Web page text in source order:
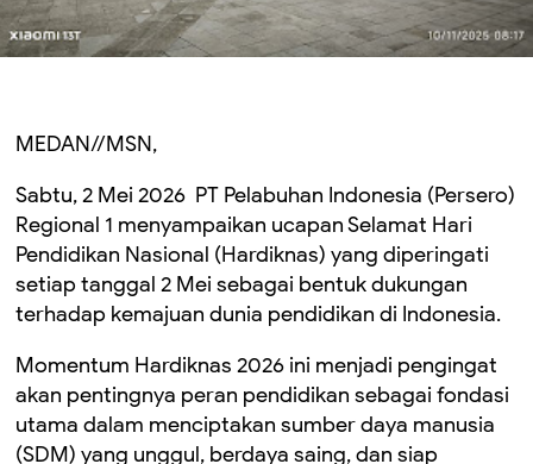
MEDAN//MSN,
Sabtu, 2 Mei 2026 PT Pelabuhan Indonesia (Persero)
Regional 1 menyampaikan ucapan Selamat Hari
Pendidikan Nasional (Hardiknas) yang diperingati
setiap tanggal 2 Mei sebagai bentuk dukungan
terhadap kemajuan dunia pendidikan di Indonesia.
Momentum Hardiknas 2026 ini menjadi pengingat
akan pentingnya peran pendidikan sebagai fondasi
utama dalam menciptakan sumber daya manusia
(SDM) yang unggul, berdaya saing, dan siap